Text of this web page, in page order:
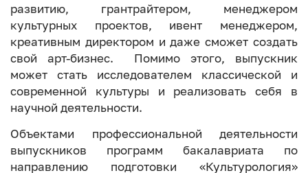
развитию, грантрайтером, менеджером
культурных проектов, ивент менеджером,
креативным директором и даже сможет создать
свой арт-бизнес. Помимо этого, выпускник
может стать исследователем классической и
современной культуры и реализовать себя в
научной деятельности.
Объектами профессиональной деятельности
выпускников программ бакалавриата по
направлению подготовки «Культурология»